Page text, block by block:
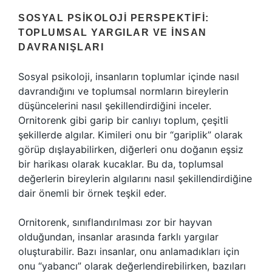
SOSYAL PSIKOLOJI PERSPEKTIFI:
TOPLUMSAL YARGILAR VE İNSAN
DAVRANIŞLARI
Sosyal psikoloji, insanların toplumlar içinde nasıl
davrandığını ve toplumsal normların bireylerin
düşüncelerini nasıl şekillendirdiğini inceler.
Ornitorenk gibi garip bir canlıyı toplum, çeşitli
şekillerde algılar. Kimileri onu bir “gariplik” olarak
görüp dışlayabilirken, diğerleri onu doğanın eşsiz
bir harikası olarak kucaklar. Bu da, toplumsal
değerlerin bireylerin algılarını nasıl şekillendirdiğine
dair önemli bir örnek teşkil eder.
Ornitorenk, sınıflandırılması zor bir hayvan
olduğundan, insanlar arasında farklı yargılar
oluşturabilir. Bazı insanlar, onu anlamadıkları için
onu “yabancı” olarak değerlendirebilirken, bazıları